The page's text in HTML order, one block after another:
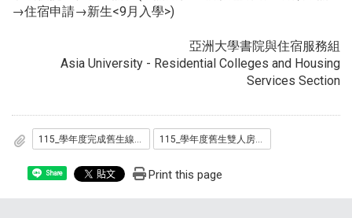
→住宿申請→新生<9月入學>)
亞洲大學書院與住宿服務組
Asia University - Residential Colleges and Housing
Services Section
Share Print this page